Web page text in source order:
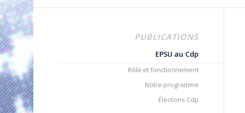
PUBLICATIONS
EPSU au Cdp
Rôle et fonctionnement
Notre programme
Élections Cdp